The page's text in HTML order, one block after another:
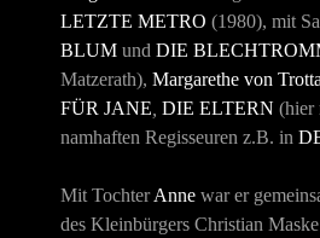
LETZTE METRO (1980), mit
BLUM und DIE
Matzerath), Margarethe von Trotta
FÜR JANE DIE ELTERN (hier
namhaften Regisseuren z.B. in
Mit TochterAnne war er
des Kleinbürgers Christian